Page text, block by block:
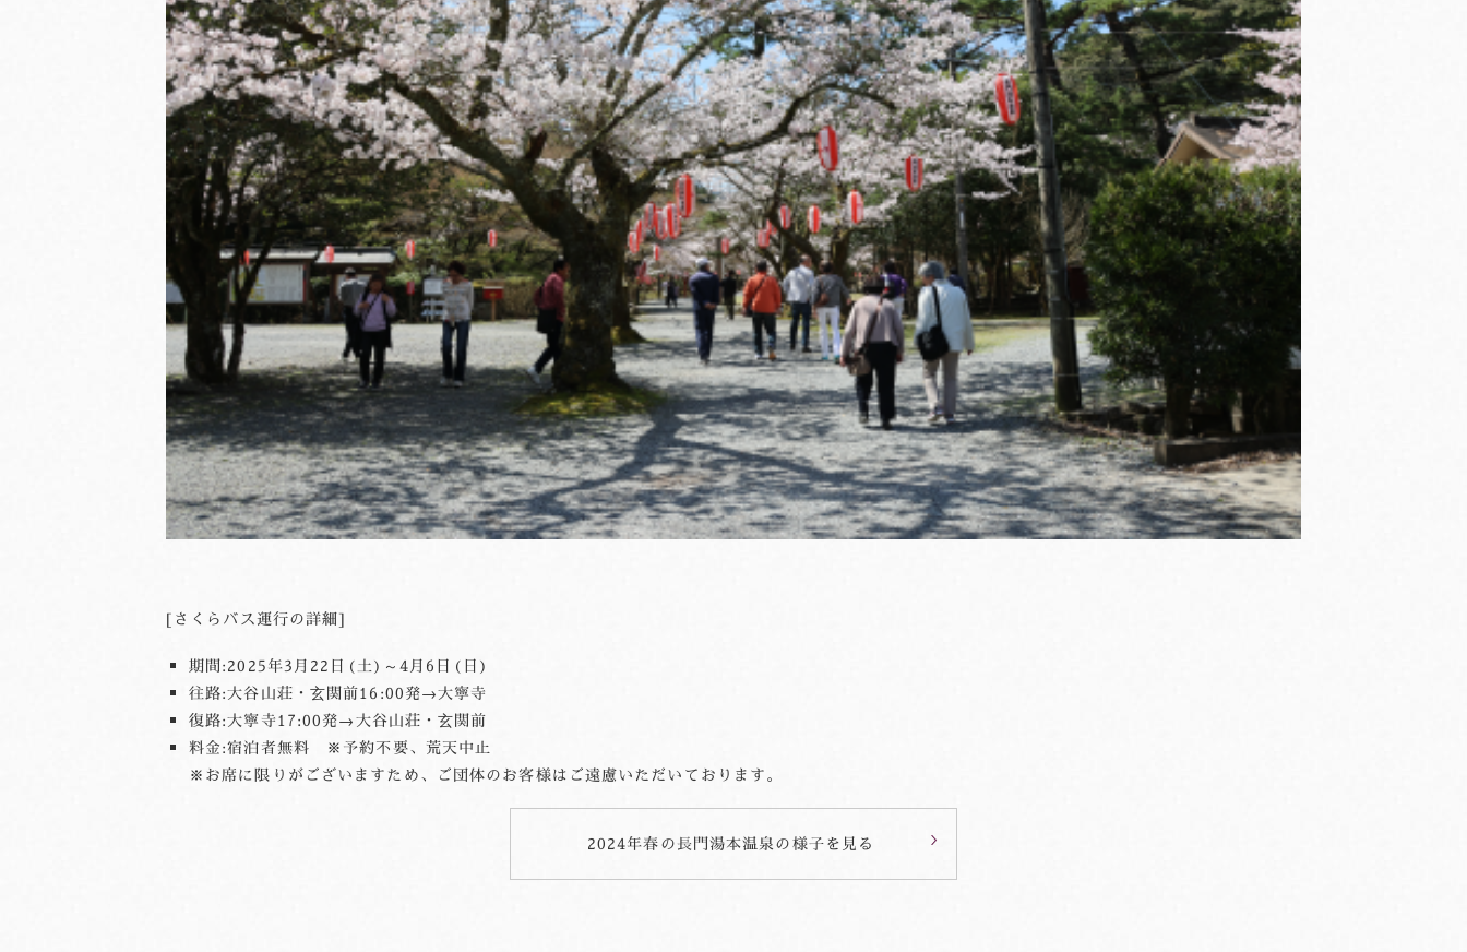
[さくらバス運行の詳細]
期間:2025年3月22日(土)～4月6日(日)
往路:大谷山荘・玄関前16:00発→大寧寺
復路:大寧寺17:00発→大谷山荘・玄関前
料金:宿泊者無料 ※予約不要、荒天中止
※お席に限りがございますため、ご団体のお客様はご遠慮いただいております。
2024年春の長門湯本温泉の様子を見る